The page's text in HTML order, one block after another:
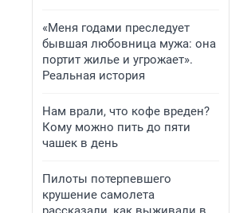
«Меня годами преследует
бывшая любовница мужа: она
портит жилье и угрожает».
Реальная история
Нам врали, что кофе вреден?
Кому можно пить до пяти
чашек в день
Пилоты потерпевшего
крушение самолета